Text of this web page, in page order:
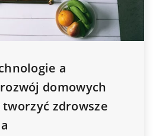
a
domowych
zdrowsze